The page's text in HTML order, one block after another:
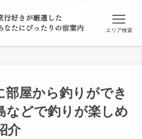
エリア検索
部屋から釣りができ
などで釣りが楽しめ
介